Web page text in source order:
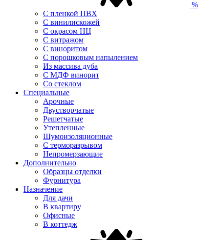
%
С пленкой ПВХ
С винилискожей
С окрасом НЦ
С витражом
С виноритом
С порошковым напылением
Из массива дуба
С МДФ винорит
Со стеклом
Специальные
Арочные
Двустворчатые
Решетчатые
Утепленные
Шумоизоляционные
С терморазрывом
Непромерзающие
Дополнительно
Образцы отделки
Фурнитура
Назначение
Для дачи
В квартиру
Офисные
В коттедж